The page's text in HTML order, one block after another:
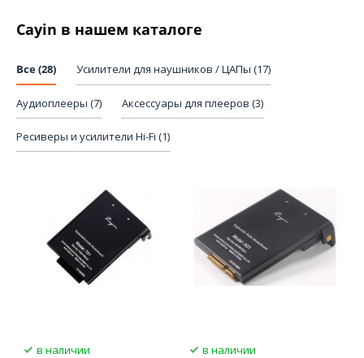
Cayin в нашем каталоге
Все (28) Усилители для наушников / ЦАПы (17)
Аудиоплееры (7) Аксессуары для плееров (3)
Ресиверы и усилители Hi-Fi (1)
в наличии
в наличии